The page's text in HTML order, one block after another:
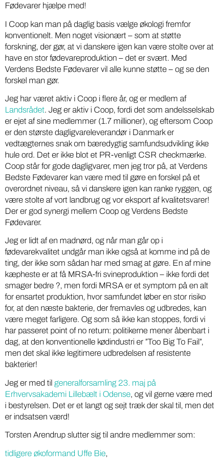
Fødevarer hjælpe med!
I Coop kan man på daglig basis vælge økologi fremfor
konventionelt. Men noget visionært – som at støtte
forskning, der gør, at vi danskere igen kan være stolte over at
have en stor fødevareproduktion – det er svært. Med
Verdens Bedste Fødevarer vil alle kunne støtte – og se den
forskel man gør.
Jeg har været aktiv i Coop i flere år, og er medlem af
Landsrådet. Jeg er aktiv i Coop, fordi det som andelsselskab
er ejet af sine medlemmer (1.7 millioner), og eftersom Coop
er den største dagligvareleverandør i Danmark er
vedtægternes snak om bæredygtig samfundsudvikling ikke
hule ord. Det er ikke blot et PR-venligt CSR checkmærke.
Coop står for gode dagligvarer, men jeg tror på, at Verdens
Bedste Fødevarer kan være med til gøre en forskel på et
overordnet niveau, så vi danskere igen kan ranke ryggen, og
være stolte af vort landbrug og vor eksport af kvalitetsvarer!
Der er god synergi mellem Coop og Verdens Bedste
Fødevarer.
Jeg er lidt af en madnørd, og når man går op i
fødevarekvalitet undgår man ikke også at komme ind på de
ting, der ikke som sådan har med smag at gøre. En af mine
kæpheste er at få MRSA-fri svineproduktion – ikke fordi det
smager bedre ?, men fordi MRSA er et symptom på en alt
for ensartet produktion, hvor samfundet løber en stor risiko
for, at den næste bakterie, der fremavles og udbredes, kan
være meget farligere. Og som så ikke kan stoppes, fordi vi
har passeret point of no return: politikerne mener åbenbart i
dag, at den konventionelle kødindustri er ”Too Big To Fail”,
men det skal ikke legitimere udbredelsen af resistente
bakterier!
Jeg er med til generalforsamling 23. maj på
Erhvervsakademi Lillebælt i Odense, og vil gerne være med
i bestyrelsen. Det er et langt og sejt træk der skal til, men det
er indsatsen værd!
Torsten Arendrup slutter sig til andre medlemmer som:
tidligere økoformand Uffe Bie,